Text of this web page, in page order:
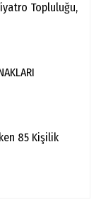
Topluluğu,
85 Kişilik